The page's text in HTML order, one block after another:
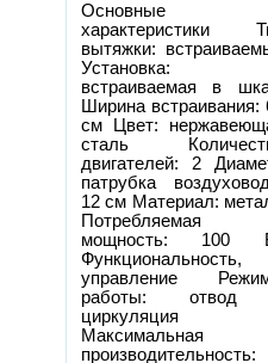
Основные
характеристики
вытяжки:
Установка:
встраиваемая в
Ширина встраивания:
см Цвет:
сталь
двигателей: 2
патрубка
12 см Материал:
Потребляемая
мощность: 100
Функциональность,
управление
работы:
циркуляция
Максимальная
производительность: